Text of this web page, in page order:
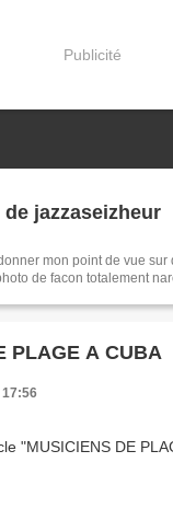
Publicité
jazzaseizheur
mon point de vue sur
de facon totalement
PLAGE A CUBA
17:56